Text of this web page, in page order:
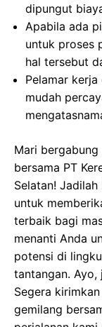
dipungut
Apabila ada
untuk proses
hal tersebut
Pelamar
mudah
Mari
bersama PT
Selatan!
untuk
terbaik bagi
menanti Anda
potensi di
tantangan. Ayo,
Segera
gemilang